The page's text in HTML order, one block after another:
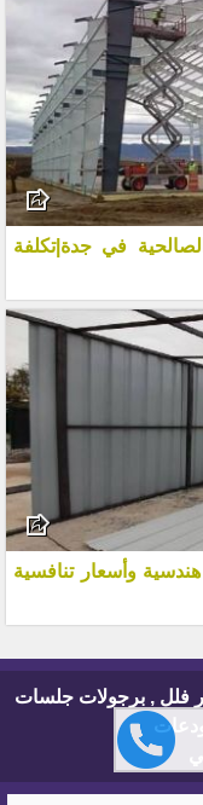
في جدة|تكلفة
وأسعار تنافسية
فلل , برجولات جلسات